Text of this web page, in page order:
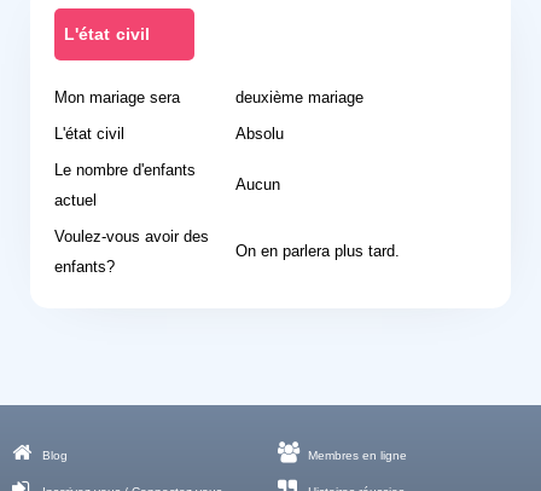
L'état civil
Mon mariage sera
deuxième mariage
L'état civil
Absolu
Le nombre d'enfants
actuel
Aucun
Voulez-vous avoir des
enfants?
On en parlera plus tard.
Blog
Membres en ligne